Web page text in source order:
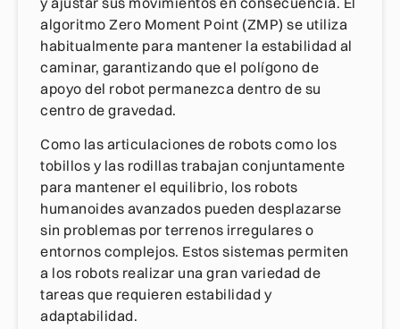
algoritmo Zero Moment Point (ZMP) se utiliza
habitualmente para mantener la estabilidad al
caminar, garantizando que el polígono de
apoyo del robot permanezca dentro de su
centro de gravedad.
Como las articulaciones de robots como los
tobillos y las rodillas trabajan conjuntamente
para mantener el equilibrio, los robots
humanoides avanzados pueden desplazarse
sin problemas por terrenos irregulares o
entornos complejos. Estos sistemas permiten
a los robots realizar una gran variedad de
tareas que requieren estabilidad y
adaptabilidad.